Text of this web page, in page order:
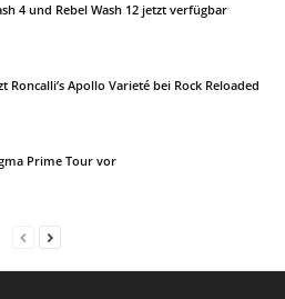
4 und Rebel Wash 12 jetzt verfügbar
Roncalli’s Apollo Varieté bei Rock Reloaded
Prime Tour vor